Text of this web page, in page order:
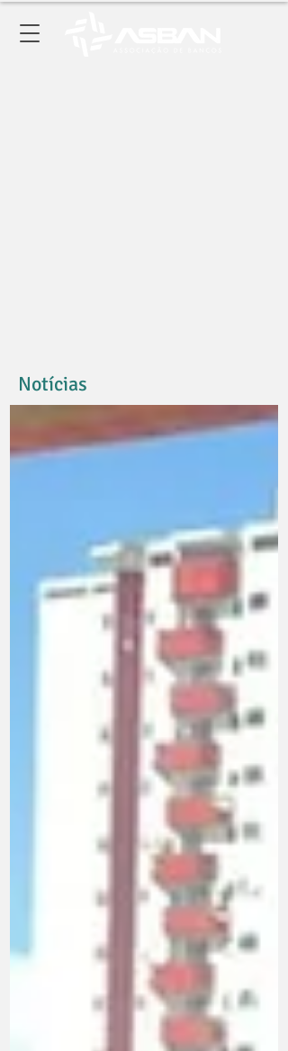
Notícias